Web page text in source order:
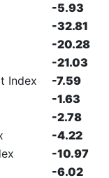
-5.93
-32.81
-20.28
-21.03
Index
-7.59
-1.63
-2.78
-4.22
-10.97
-6.02